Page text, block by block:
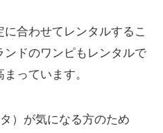
合わせてレンタルするこ
ンドのワンピもレンタルで
っています。
）が気になる方のため